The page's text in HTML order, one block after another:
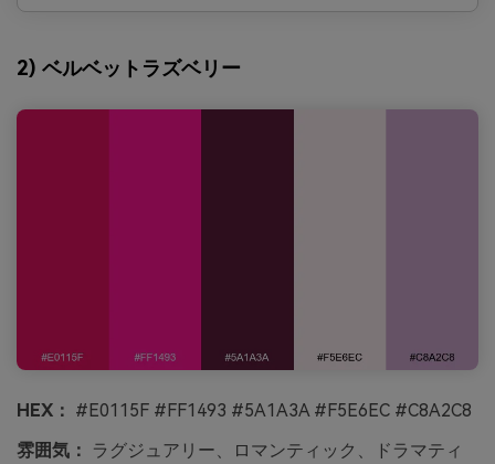
2) ベルベットラズベリー
HEX： #E0115F #FF1493 #5A1A3A #F5E6EC #C8A2C8
雰囲気：
ラグジュアリー、ロマンティック、ドラマティ